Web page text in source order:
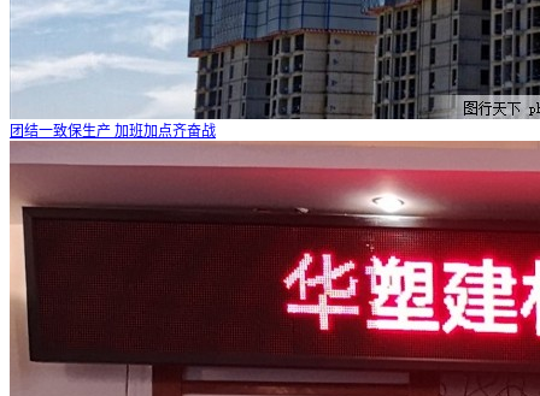
团结一致保生产 加班加点齐奋战